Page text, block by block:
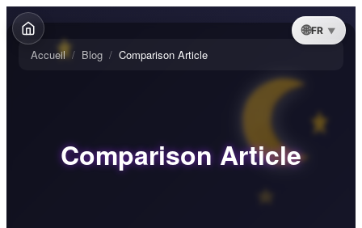
FR
Accueil / Blog / Comparison Article
Comparison Article